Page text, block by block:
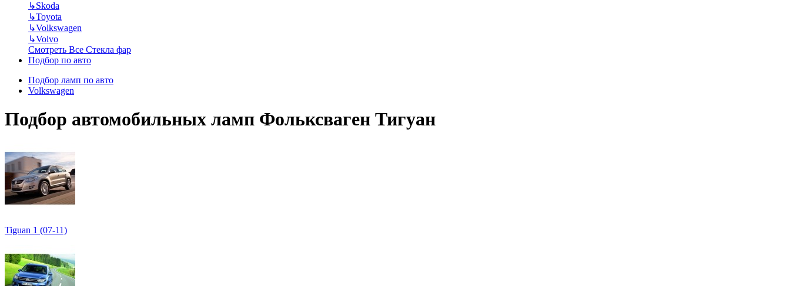
↳Skoda
↳Toyota
↳Volkswagen
↳Volvo
Смотреть Все Стекла фар
Подбор по авто
Подбор ламп по авто
Volkswagen
Подбор автомобильных ламп Фольксваген Тигуан
Tiguan 1 (07-11)